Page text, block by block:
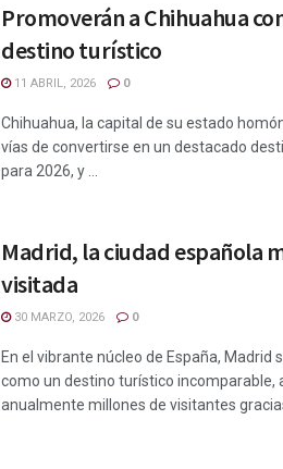
Promoverán a Chihuahua
destino turístico
11 ABRIL, 2026 0
Chihuahua, la capital de su estado
vías de convertirse en un destacado
para 2026, y ...
Madrid, la ciudad española
visitada
30 MARZO, 2026 0
En el vibrante núcleo de España, Madrid
como un destino turístico incomparable,
anualmente millones de visitantes